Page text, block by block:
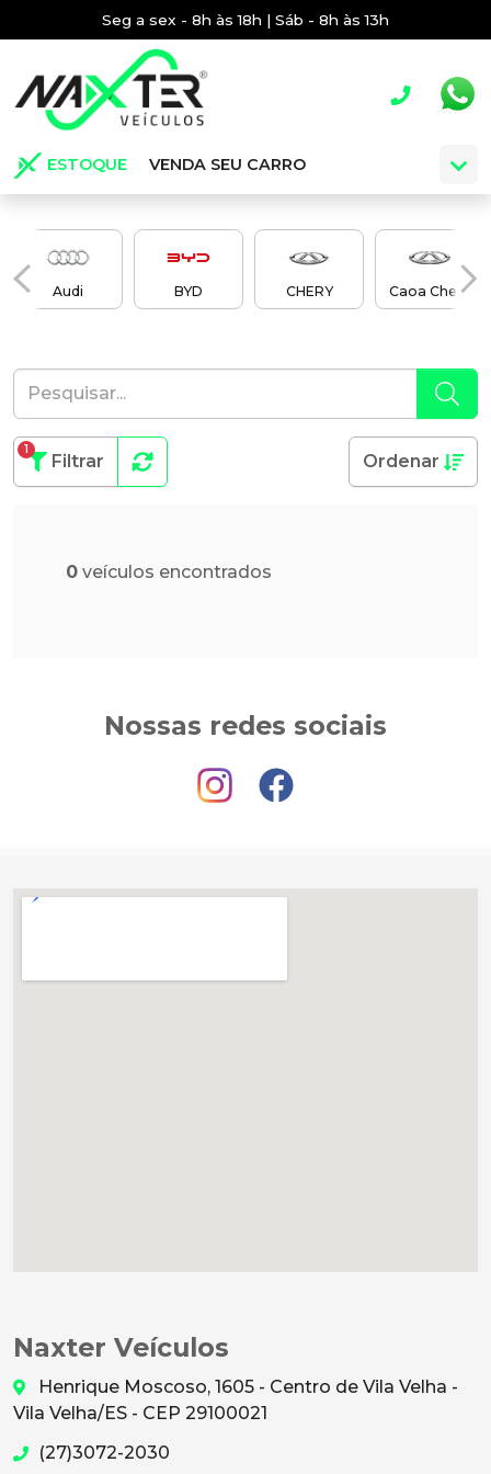
Seg a sex - 8h às 18h | Sáb - 8h às 13h
ESTOQUE VENDA SEU CARRO
Audi BYD CHERY Caoa Chery
Filtrar
1
Ordenar
0 veículos encontrados
Nossas redes sociais
Naxter Veículos
Henrique Moscoso, 1605 - Centro de Vila Velha -
Vila Velha/ES - CEP 29100021
(27)3072-2030